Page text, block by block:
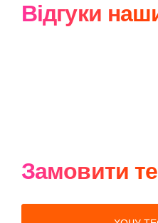
Відгуки
Замовити